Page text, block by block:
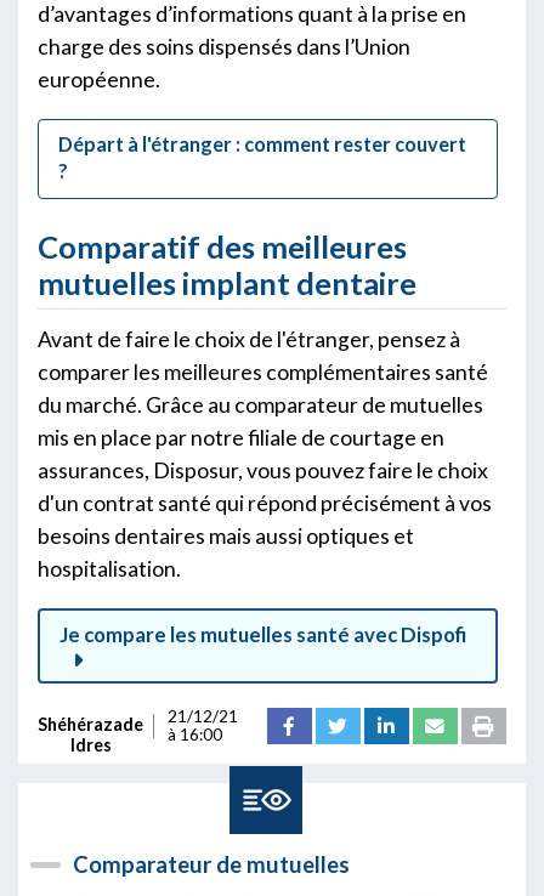
d’avantages d’informations quant à la prise en
charge des soins dispensés dans l’Union
européenne.
Départ à l'étranger : comment rester couvert
?
Comparatif des meilleures
mutuelles implant dentaire
Avant de faire le choix de l'étranger, pensez à
comparer les meilleures complémentaires santé
du marché. Grâce au comparateur de mutuelles
mis en place par notre filiale de courtage en
assurances, Disposur, vous pouvez faire le choix
d'un contrat santé qui répond précisément à vos
besoins dentaires mais aussi optiques et
hospitalisation.
Je compare les mutuelles santé avec Dispofi
Shéhérazade
Idres
21/12/21
à 16:00
Comparateur de mutuelles